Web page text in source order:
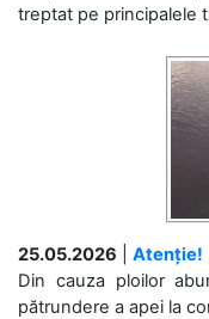
treptat pe principalele
25.05.2026
Atenție!
Din cauza ploilor
pătrundere a apei la